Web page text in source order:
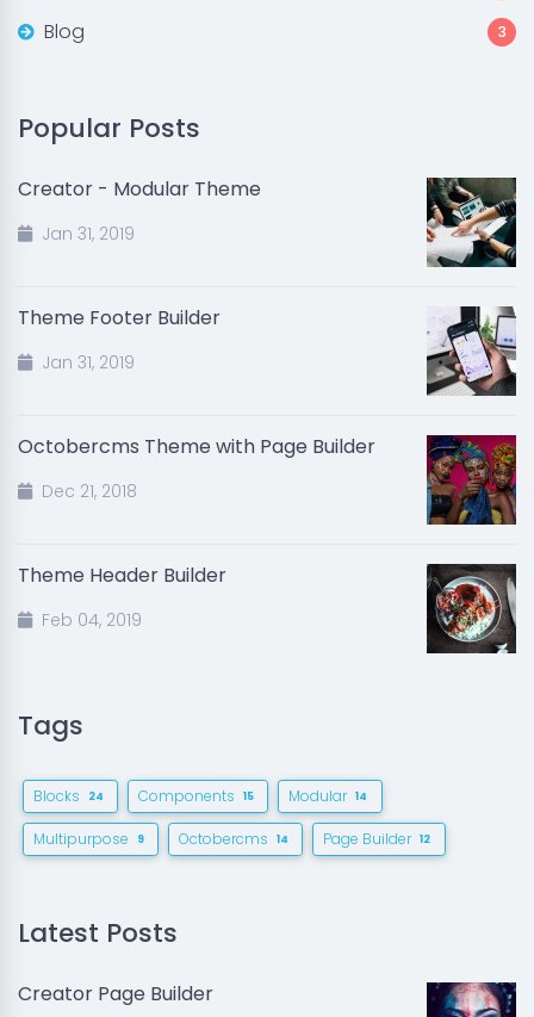
Blog 3
Popular Posts
Creator - Modular Theme
Jan 31, 2019
Theme Footer Builder
Jan 31, 2019
Octobercms Theme with Page Builder
Dec 21, 2018
Theme Header Builder
Feb 04, 2019
Tags
Blocks 24 Components 15 Modular 14
Multipurpose 9 Octobercms 14 Page Builder 12
Latest Posts
Creator Page Builder